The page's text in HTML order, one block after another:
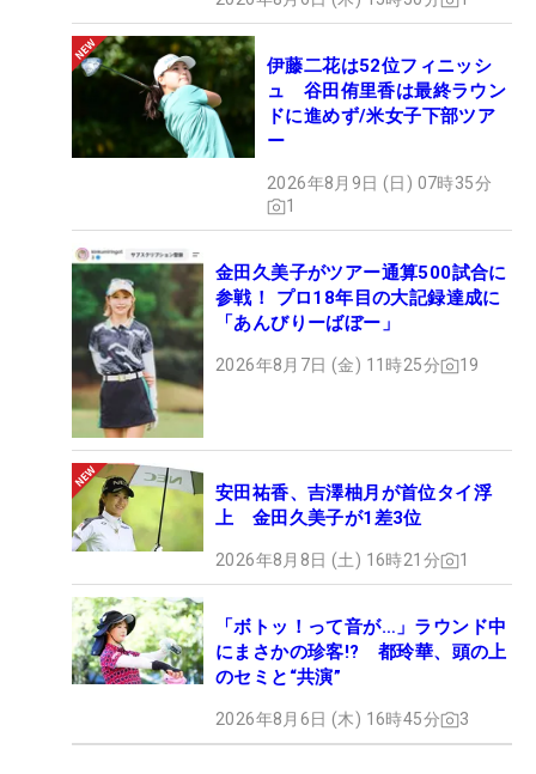
伊藤二花は52位フィニッシ
ュ 谷田侑里香は最終ラウン
ドに進めず/米女子下部ツア
ー
2026年8月9日 (日) 07時35分
1
金田久美子がツアー通算500試合に
参戦！ プロ18年目の大記録達成に
「あんびりーばぼー」
2026年8月7日 (金) 11時25分 19
安田祐香、吉澤柚月が首位タイ浮
上 金田久美子が1差3位
2026年8月8日 (土) 16時21分 1
「ボトッ！って音が…」ラウンド中
にまさかの珍客!? 都玲華、頭の上
のセミと“共演”
2026年8月6日 (木) 16時45分 3